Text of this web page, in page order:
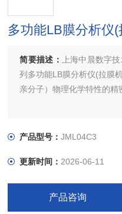
多功能LB膜分析仪
简要描述：
上海中晨数字
列多功能LB膜分析仪(拉膜
亲分子）物理化学特性的精
产品型号：JML04C3
更新时间： 2026-06-11
产品咨询